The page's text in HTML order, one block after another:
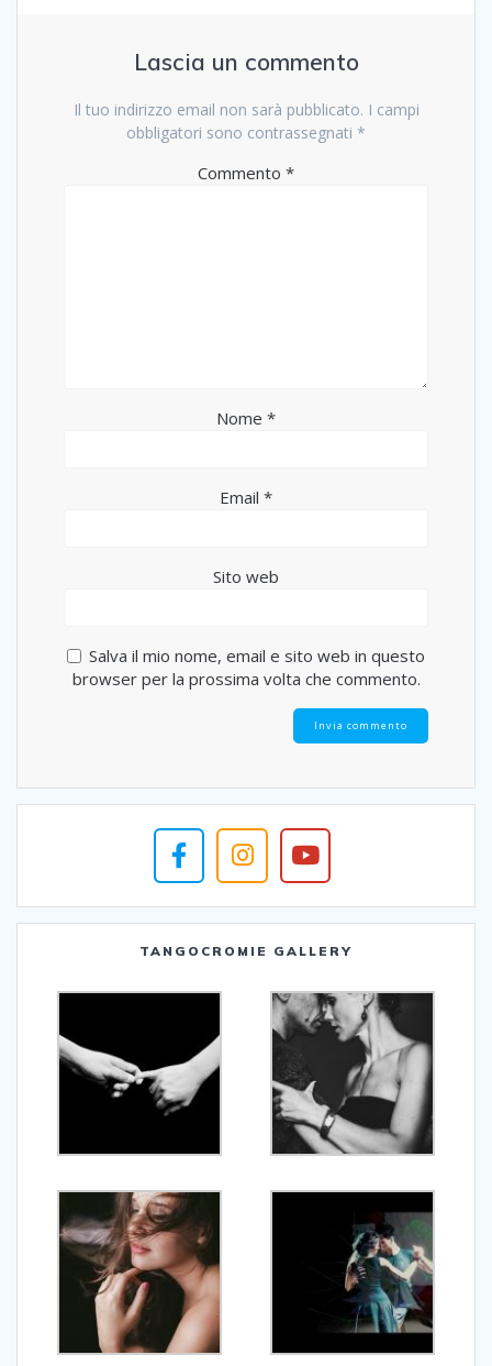
Lascia un commento
Il tuo indirizzo email non sarà pubblicato. I campi
obbligatori sono contrassegnati *
Commento *
Nome *
Email *
Sito web
Salva il mio nome, email e sito web in questo
browser per la prossima volta che commento.
TANGOCROMIE GALLERY